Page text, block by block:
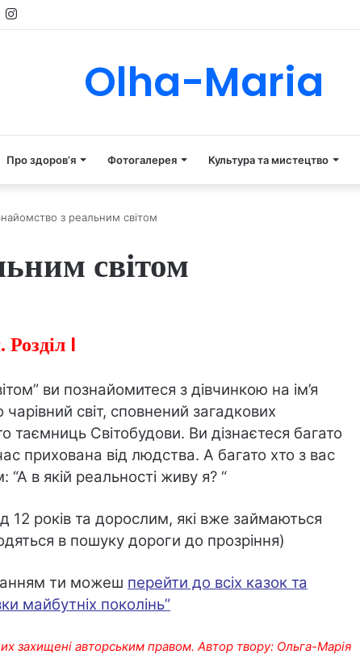
Instagram
Olha-Maria
Про здоров’я Фотогалерея Культура та мистецтво
з реальним світом
світом
I
ви познайомитеся з дівчинкою на ім’я
світ, сповнений загадкових
таємниць Світобудови. Ви дізнаєтеся багато
прихована від людства. А багато хто з вас
в якій реальності живу я? “
12 років та дорослим, які вже займаються
в пошуку дороги до прозріння)
ти можеш перейти до всіх казок та
майбутніх поколінь”
захищені авторським правом. Автор твору: Ольга-Марія